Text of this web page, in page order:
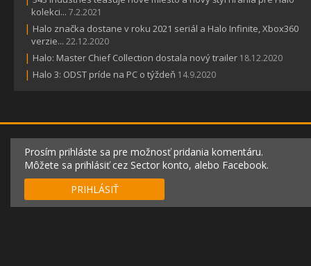
kolekci... 7.2.2021
| Halo značka dostane v roku 2021 seriál a Halo Infinite, Xbox360
verzie... 22.12.2020
| Halo: Master Chief Collection dostala nový trailer 18.12.2020
| Halo 3: ODST príde na PC o týždeň 14.9.2020
Prosím prihláste sa pre možnosť pridania komentáru.
Môžete sa prihlásiť cez Sector konto, alebo Facebook.
PRIHLÁSIŤ